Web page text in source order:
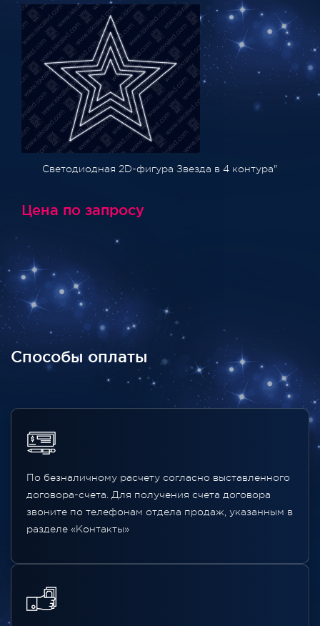
Светодиодная 2D-фигура Звезда в 4 контура"
Цена по запросу
Способы оплаты
По безналичному расчету согласно выставленного
договора-счета. Для получения счета договора
звоните по телефонам отдела продаж, указанным в
разделе «Контакты»